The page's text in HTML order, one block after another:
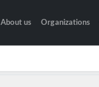
About us Organizations